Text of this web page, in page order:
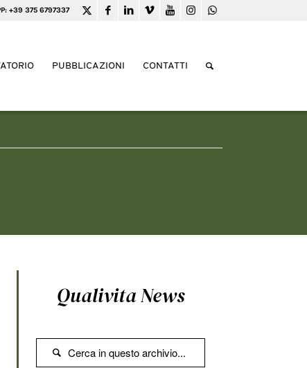
+39 375 6797337
PUBBLICAZIONI CONTATTI
Qualivita News
